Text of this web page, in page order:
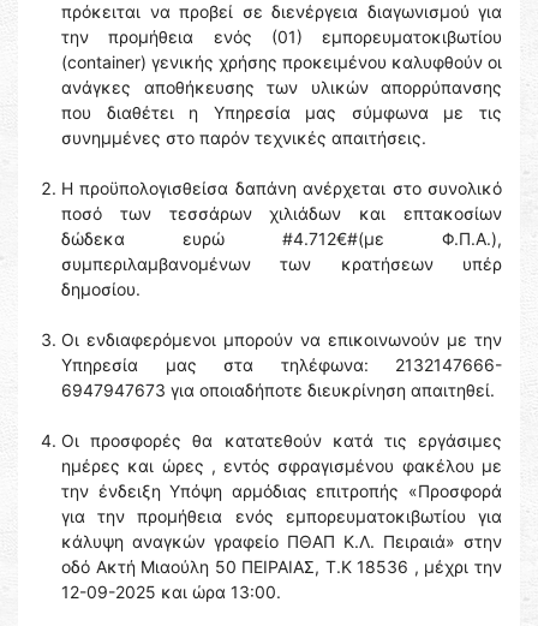
πρόκειται να προβεί σε διενέργεια διαγωνισμού για
την προμήθεια ενός (01) εμπορευματοκιβωτίου
(container) γενικής χρήσης προκειμένου καλυφθούν οι
ανάγκες αποθήκευσης των υλικών απορρύπανσης
που διαθέτει η Υπηρεσία μας σύμφωνα με τις
συνημμένες στο παρόν τεχνικές απαιτήσεις.
Η προϋπολογισθείσα δαπάνη ανέρχεται στο συνολικό
ποσό των τεσσάρων χιλιάδων και επτακοσίων
δώδεκα ευρώ #4.712€#(με Φ.Π.Α.),
συμπεριλαμβανομένων των κρατήσεων υπέρ
δημοσίου.
Οι ενδιαφερόμενοι μπορούν να επικοινωνούν με την
Υπηρεσία μας στα τηλέφωνα: 2132147666-
6947947673 για οποιαδήποτε διευκρίνηση απαιτηθεί.
Οι προσφορές θα κατατεθούν κατά τις εργάσιμες
ημέρες και ώρες , εντός σφραγισμένου φακέλου με
την ένδειξη Υπόψη αρμόδιας επιτροπής «Προσφορά
για την προμήθεια ενός εμπορευματοκιβωτίου για
κάλυψη αναγκών γραφείο ΠΘΑΠ Κ.Λ. Πειραιά» στην
οδό Ακτή Μιαούλη 50 ΠΕΙΡΑΙΑΣ, Τ.Κ 18536 , μέχρι την
12-09-2025 και ώρα 13:00.